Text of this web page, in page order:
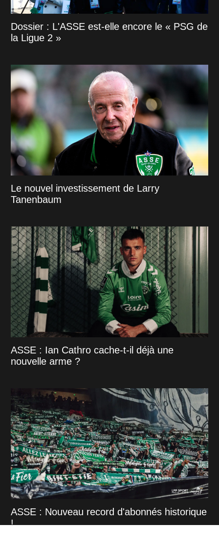
Dossier : L'ASSE est-elle encore le « PSG de
la Ligue 2 »
Le nouvel investissement de Larry
Tanenbaum
ASSE : Ian Cathro cache-t-il déjà une
nouvelle arme ?
ASSE : Nouveau record d'abonnés historique
!